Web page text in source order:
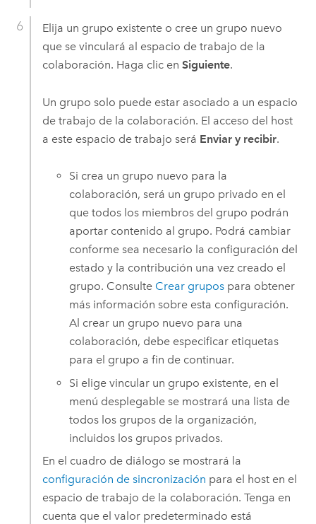
Elija un grupo existente o cree un grupo nuevo
que se vinculará al espacio de trabajo de la
colaboración. Haga clic en Siguiente.
Un grupo solo puede estar asociado a un espacio
de trabajo de la colaboración. El acceso del host
a este espacio de trabajo será Enviar y recibir.
Si crea un grupo nuevo para la
colaboración, será un grupo privado en el
que todos los miembros del grupo podrán
aportar contenido al grupo. Podrá cambiar
conforme sea necesario la configuración del
estado y la contribución una vez creado el
grupo. Consulte Crear grupos para obtener
más información sobre esta configuración.
Al crear un grupo nuevo para una
colaboración, debe especificar etiquetas
para el grupo a fin de continuar.
Si elige vincular un grupo existente, en el
menú desplegable se mostrará una lista de
todos los grupos de la organización,
incluidos los grupos privados.
En el cuadro de diálogo se mostrará la
configuración de sincronización para el host en el
espacio de trabajo de la colaboración. Tenga en
cuenta que el valor predeterminado está